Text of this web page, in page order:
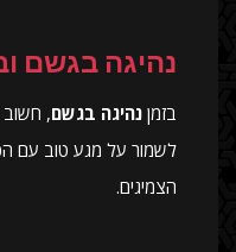
נהיגה בגשם
בזמן נהיגה בגשם, חשוב
לשמור על מגע טוב עם
הצמיגים.